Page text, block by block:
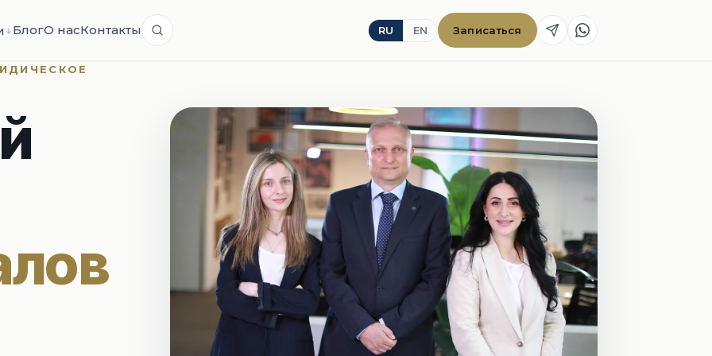
Регистрация НДС
Виртуальная зона
Малый бизнес 1%
Международная компания
НЕДВИЖИМОСТЬ
Legal Due Diligence
Сделки с недвижимостью
БлогО насКонтакты RU EN Записаться